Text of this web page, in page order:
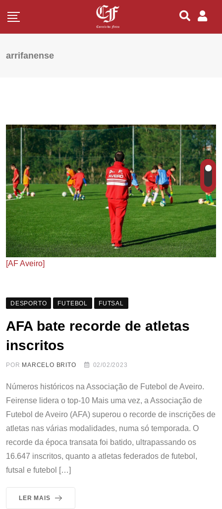
arrifanense
[AF Aveiro]
DESPORTO FUTEBOL FUTSAL
AFA bate recorde de atletas
inscritos
POR MARCELO BRITO 02/02/2023
Números históricos na Associação de Futebol de Aveiro.
Feirense lidera o top-10 Mais uma vez, a Associação de
Futebol de Aveiro (AFA) superou o recorde de inscrições de
atletas nas várias modalidades, numa só temporada. O
recorde da época transata foi batido, ultrapassando os
16.647 inscritos, quanto a atletas federados de futebol,
futsal e futebol […]
LER MAIS